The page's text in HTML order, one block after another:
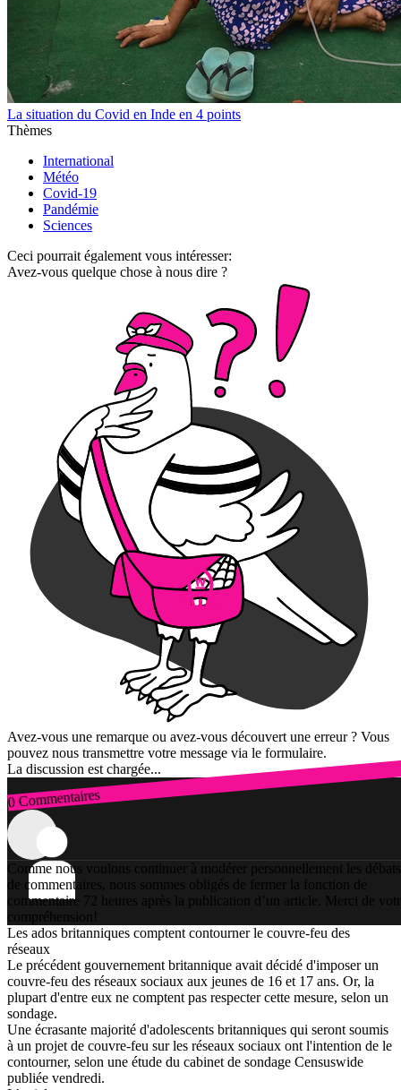
La situation du Covid en Inde en 4 points
Thèmes
International
Météo
Covid-19
Pandémie
Sciences
Ceci pourrait également vous intéresser:
Avez-vous quelque chose à nous dire ?
Avez-vous une remarque ou avez-vous découvert une erreur ? Vous
pouvez nous transmettre votre message via le formulaire.
La discussion est chargée...
0 Commentaires
Connexion
Comme nous voulons continuer à modérer personnellement les débats
de commentaires, nous sommes obligés de fermer la fonction de
commentaire 72 heures après la publication d’un article. Merci de
compréhension!
Les ados britanniques comptent contourner le couvre-feu des
réseaux
Le précédent gouvernement britannique avait décidé d'imposer un
couvre-feu des réseaux sociaux aux jeunes de 16 et 17 ans. Or, la
plupart d'entre eux ne comptent pas respecter cette mesure, selon un
sondage.
Une écrasante majorité d'adolescents britanniques qui seront soumis
à un projet de couvre-feu sur les réseaux sociaux ont l'intention de le
contourner, selon une étude du cabinet de sondage Censuswide
publiée vendredi.